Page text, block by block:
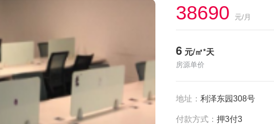
38690 元/月
6 元/㎡*天
房源单价
地址： 利泽东园308号
付款方式： 押3付3